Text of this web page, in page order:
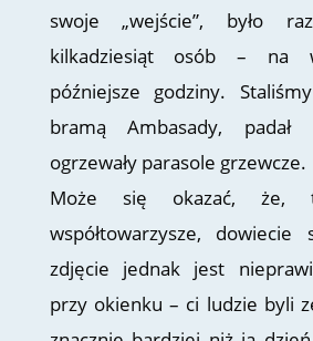
swoje „wejście”, było
kilkadziesiąt osób – na
późniejsze godziny.
bramą Ambasady,
ogrzewały parasole grzewcze.
Może się okazać,
współtowarzysze,
zdjęcie jednak jest
przy okienku – ci ludzie byli